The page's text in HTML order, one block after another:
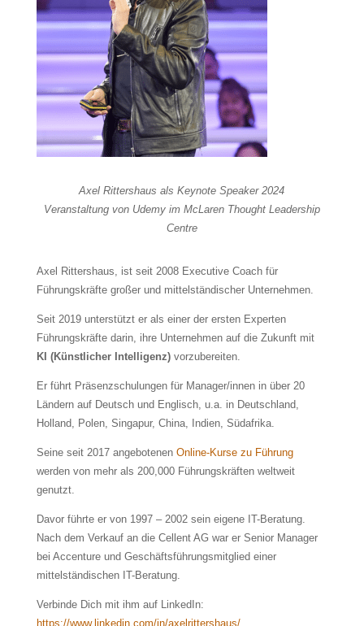
Axel Rittershaus als Keynote Speaker 2024
Veranstaltung von Udemy im McLaren Thought Leadership
Centre
Axel Rittershaus, ist seit 2008 Executive Coach für
Führungskräfte großer und mittelständischer Unternehmen.
Seit 2019 unterstützt er als einer der ersten Experten
Führungskräfte darin, ihre Unternehmen auf die Zukunft mit
KI (Künstlicher Intelligenz)vorzubereiten.
Er führt Präsenzschulungen für Manager/innen in über 20
Ländern auf Deutsch und Englisch, u.a. in Deutschland,
Holland, Polen, Singapur, China, Indien, Südafrika.
Seine seit 2017 angebotenen Online-Kurse zu Führung
werden von mehr als 200,000 Führungskräften weltweit
genutzt.
Davor führte er von 1997 – 2002 sein eigene IT-Beratung.
Nach dem Verkauf an die Cellent AG war er Senior Manager
bei Accenture und Geschäftsführungsmitglied einer
mittelständischen IT-Beratung.
Verbinde Dich mit ihm auf LinkedIn:
https://www.linkedin.com/in/axelrittershaus/